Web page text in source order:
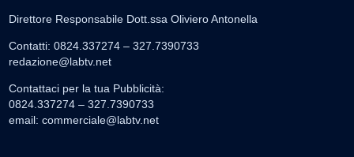
Direttore Responsabile Dott.ssa Oliviero Antonella
Contatti: 0824.337274 – 327.7390733
redazione@labtv.net
Contattaci per la tua Pubblicità:
0824.337274 – 327.7390733
email: commerciale@labtv.net